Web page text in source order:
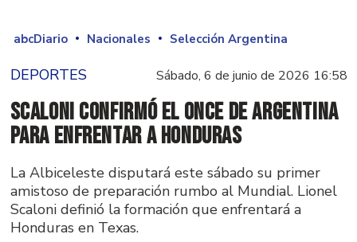
abcDiario Nacionales Selección Argentina
DEPORTES Sábado, 6 de junio de 2026 16:58
Scaloni confirmó el once de Argentina
para enfrentar a Honduras
La Albiceleste disputará este sábado su primer
amistoso de preparación rumbo al Mundial. Lionel
Scaloni definió la formación que enfrentará a
Honduras en Texas.